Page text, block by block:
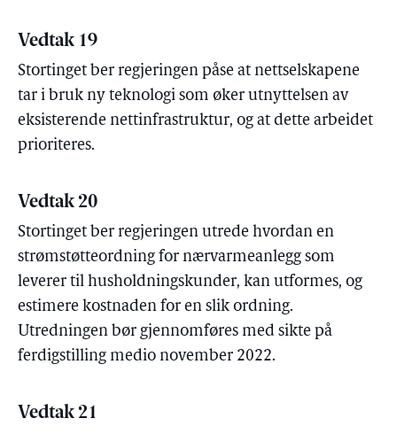
Vedtak 19
Stortinget ber regjeringen påse at nettselskapene
tar i bruk ny teknologi som øker utnyttelsen av
eksisterende nettinfrastruktur, og at dette arbeidet
prioriteres.
Vedtak 20
Stortinget ber regjeringen utrede hvordan en
strømstøtteordning for nærvarmeanlegg som
leverer til husholdningskunder, kan utformes, og
estimere kostnaden for en slik ordning.
Utredningen bør gjennomføres med sikte på
ferdigstilling medio november 2022.
Vedtak 21